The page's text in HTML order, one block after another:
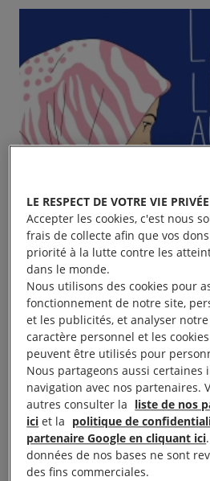
Festival « Au cinéma pour les
12 mars au 12 avril. « Taner et
au Six n’étoiles, 48,rue de la
20 h présentation du festival,
LE RESPECT DE VOTRE VIE
Accepter les cookies, c'est nous
frais de collecte afin que vos
priorité à la lutte contre les
dans le monde.
Nous utilisons des cookies pour
fonctionnement de notre site,
et les publicités, et analyser
caractère personnel et les
peuvent être utilisés pour
Nous partageons aussi
navigation avec nos partenaires.
autres consulter la liste de nos
ici et la politique de
partenaire Google en cliquant ici
données de nos bases ne sont
des fins commerciales.